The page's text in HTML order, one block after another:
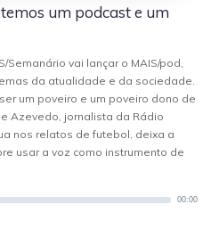
um podcast e um
vai lançar o MAIS/pod,
da atualidade e da sociedade.
um poveiro e um poveiro dono de
Azevedo, jornalista da Rádio
nos relatos de futebol, deixa a
usar a voz como instrumento de
00:00